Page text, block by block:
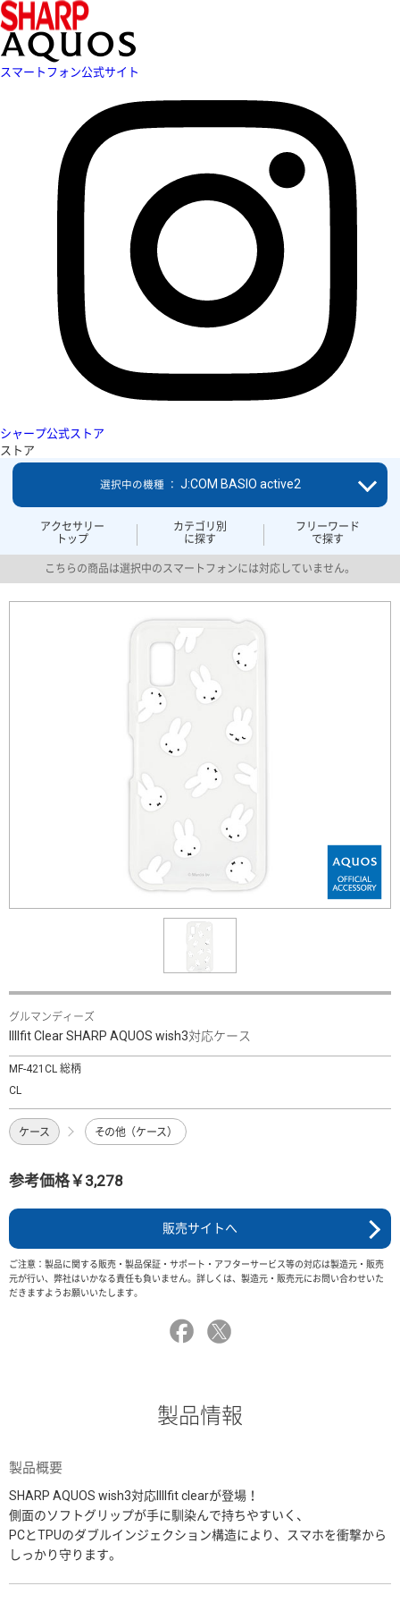
スマートフォン公式サイト
シャープ公式ストア
ストア
アクセサリー
トップ
カテゴリ別
に探す
フリーワード
で探す
選択中の機種 ： J:COM BASIO active2
こちらの商品は選択中のスマートフォンには対応していません。
グルマンディーズ
IIIIfit Clear SHARP AQUOS wish3対応ケース
MF-421CL 総柄
CL
ケース その他（ケース）
参考価格￥3,278
販売サイトへ
ご注意：製品に関する販売・製品保証・サポート・アフターサービス等の対応は製造元・販売
元が行い、弊社はいかなる責任も負いません。詳しくは、製造元・販売元にお問い合わせいた
だきますようお願いいたします。
製品情報
製品概要
SHARP AQUOS wish3対応IIIIfit clearが登場！
側面のソフトグリップが手に馴染んで持ちやすいく、
PCとTPUのダブルインジェクション構造により、スマホを衝撃から
しっかり守ります。